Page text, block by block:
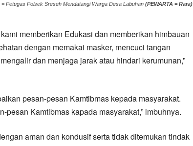
Petugas Polsek Sreseh Mendatangi Warga Desa Labuhan(PEWARTA = Rara)
memberikan Edukasi dan memberikan himbauan
dengan memakai masker, mencuci tangan
dan menjaga jarak atau hindari kerumunan,”
pesan-pesan Kamtibmas kepada masyarakat.
pesan Kamtibmas kapada masyarakat,” imbuhnya.
aman dan kondusif serta tidak ditemukan tindak